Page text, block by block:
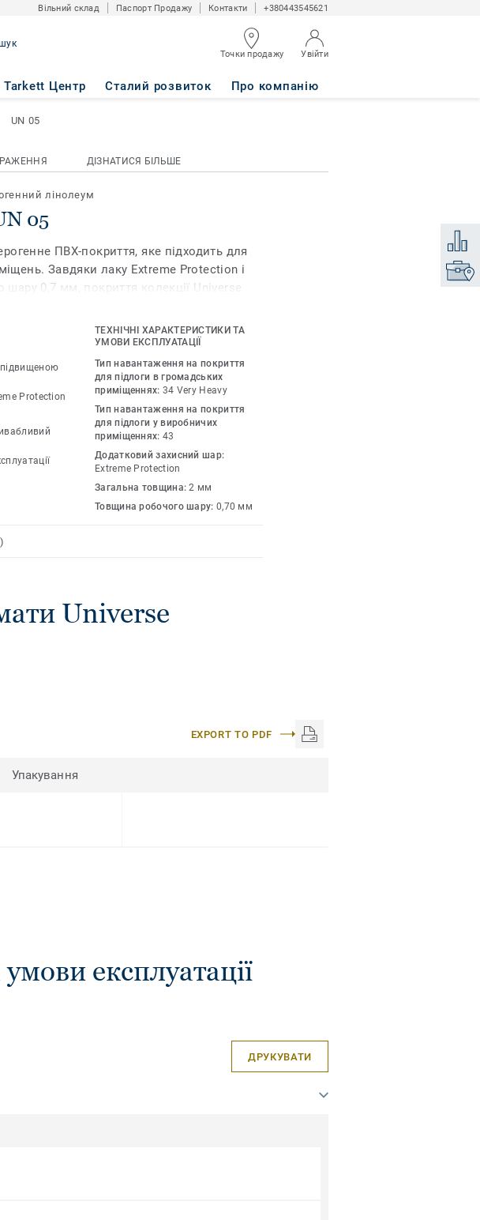
Вільний склад Паспорт Продажу Контакти +380443545621
Точки продажу Увійти
Tarkett Центр Сталий розвиток Про компанію
UN 05
ДІЗНАТИСЯ БІЛЬШЕ
лінолеум
05
ПВХ-покриття, яке підходить для
Завдяки лаку Extreme Protection і
шару 0,7 мм, покриття колекції Universe
до стирання та подряпин, легке у
цього ПВХ-покриття відбувається без
тому підходить у використанні в
установах, бутиках та офісах. За умови
покриття має 15-річну
3м та 4м доступна за спецзамовленням).
Protection
ТЕХНІЧНІ ХАРАКТЕРИСТИКИ ТА
УМОВИ ЕКСПЛУАТАЦІЇ
Тип навантаження на покриття
для підлоги в громадських
приміщеннях: 34 Very Heavy
Тип навантаження на покриття
для підлоги у виробничих
приміщеннях: 43
Додатковий захисний шар:
Extreme Protection
Загальна товщина:2 мм
Товщина робочого шару: 0,70 мм
Universe
EXPORT TO PDF
Упакування
експлуатації
ДРУКУВАТИ